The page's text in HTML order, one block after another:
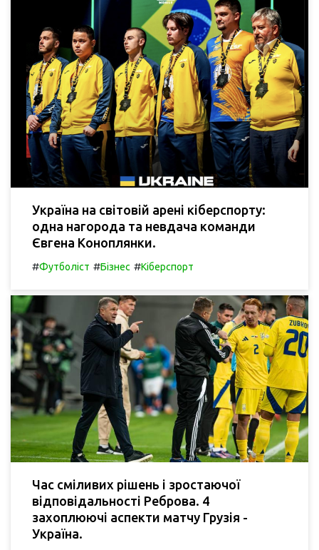
Україна на світовій арені кіберспорту:
одна нагорода та невдача команди
Євгена Коноплянки.
#Футболіст #Бізнес #Кіберспорт
Час сміливих рішень і зростаючої
відповідальності Реброва. 4
захоплюючі аспекти матчу Грузія -
Україна.